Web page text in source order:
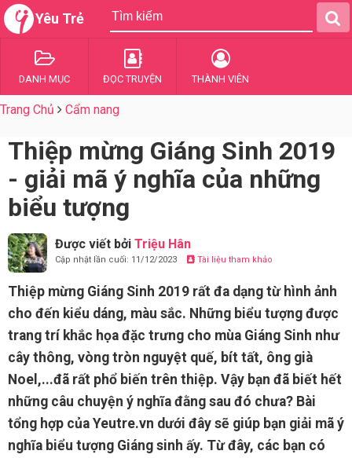
Yêu Trẻ
DANH MỤC ĐỌC TRUYỆN THÀNH VIÊN
Trang Chủ Cẩm nang
Thiệp mừng Giáng Sinh 2019
- giải mã ý nghĩa của những
biểu tượng
Được viết bởi Triệu Hân
Cập nhật lần cuối: 11/12/2023 Tài liệu tham khảo
Thiệp mừng Giáng Sinh 2019 rất đa dạng từ hình ảnh
cho đến kiểu dáng, màu sắc. Những biểu tượng được
trang trí khắc họa đặc trưng cho mùa Giáng Sinh như
cây thông, vòng tròn nguyệt quế, bít tất, ông già
Noel,...đã rất phổ biến trên thiệp. Vậy bạn đã biết hết
những câu chuyện ý nghĩa đằng sau đó chưa? Bài
tổng hợp của Yeutre.vn dưới đây sẽ giúp bạn giải mã ý
nghĩa biểu tượng Giáng sinh ấy. Từ đây, các bạn có